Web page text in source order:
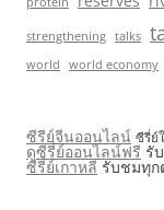
strengthening talks
world
world economy
ซีรีย์จีนออนไลน์ ซีรี่ย์
ดูซีรี่ย์ออนไลน์ฟรี รั
ซีรี่ย์เกาหลี รับชมทุ